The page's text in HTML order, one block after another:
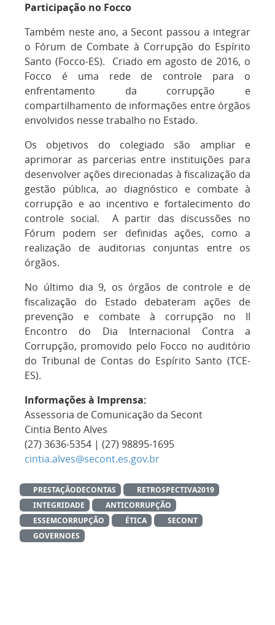
Participação no Focco
Também neste ano, a Secont passou a integrar
o Fórum de Combate à Corrupção do Espírito
Santo (Focco-ES). Criado em agosto de 2016, o
Focco é uma rede de controle para o
enfrentamento da corrupção e
compartilhamento de informações entre órgãos
envolvidos nesse trabalho no Estado.
Os objetivos do colegiado são ampliar e
aprimorar as parcerias entre instituições para
desenvolver ações direcionadas à fiscalização da
gestão pública, ao diagnóstico e combate à
corrupção e ao incentivo e fortalecimento do
controle social. A partir das discussões no
Fórum podem ser definidas ações, como a
realização de auditorias conjuntas entre os
órgãos.
No último dia 9, os órgãos de controle e de
fiscalização do Estado debateram ações de
prevenção e combate à corrupção no II
Encontro do Dia Internacional Contra a
Corrupção, promovido pelo Focco no auditório
do Tribunal de Contas do Espírito Santo (TCE-
ES).
Informações à Imprensa:
Assessoria de Comunicação da Secont
Cintia Bento Alves
(27) 3636-5354 | (27) 98895-1695
cintia.alves@secont.es.gov.br
PRESTAÇÃODECONTAS
RETROSPECTIVA2019
INTEGRIDADE
ANTICORRUPÇÃO
ESSEMCORRUPÇÃO
ÉTICA
SECONT
GOVERNOES